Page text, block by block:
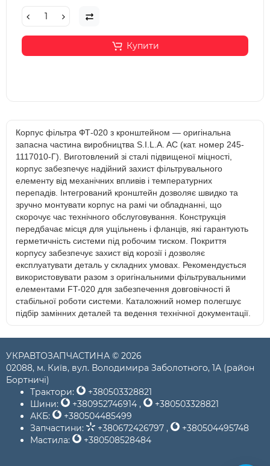
Купити
Корпус фільтра ФТ-020 з кронштейном — оригінальна
запасна частина виробництва S.I.L.A. AC (кат. номер 245-
1117010-Г). Виготовлений зі сталі підвищеної міцності,
корпус забезпечує надійний захист фільтрувального
елементу від механічних впливів і температурних
перепадів. Інтегрований кронштейн дозволяє швидко та
зручно монтувати корпус на рамі чи обладнанні, що
скорочує час технічного обслуговування. Конструкція
передбачає місця для ущільнень і фланців, які гарантують
герметичність системи під робочим тиском. Покриття
корпусу забезпечує захист від корозії і дозволяє
експлуатувати деталь у складних умовах. Рекомендується
використовувати разом з оригінальними фільтрувальними
елементами FT-020 для забезпечення довговічності й
стабільної роботи системи. Каталожний номер полегшує
підбір замінних деталей та ведення технічної документації.
УКРАВТОЗАПЧАСТИНА © 2026
02088, м. Київ, вул. Володимира Заболотного, 1А (район
Бортничі)
Трактори:
+380503328821
Шини:
+380952746914 ,
+380503328821
АКБ:
+380504485499
Запчастини:
+380672426797 ,
+380504495748
Мастила:
+380508528484